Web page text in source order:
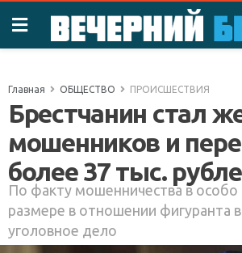
Главная ОБЩЕСТВО ПРОИСШЕСТВИЯ
Брестчанин стал
мошенников и
более 37 тыс.
По факту мошенничества в особо
размере в отношении фигуранта
уголовное дело